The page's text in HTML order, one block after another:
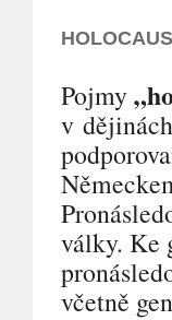
Pojmy
v
války. Ke
včetně